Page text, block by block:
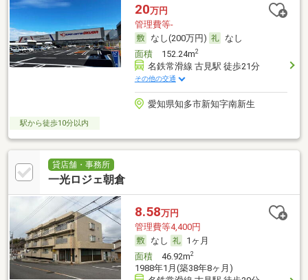
20万円
管理費等-
なし(200万円)
なし
面積152.24m2
名鉄常滑線 古見駅 徒歩21分
その他の交通
愛知県知多市新知字南新生
駅から徒歩10分以内
貸店舗・事務所
一光ロジェ朝倉
8.58万円
管理費等4,400円
なし
1ヶ月
面積46.92m2
1988年1月(築38年8ヶ月)